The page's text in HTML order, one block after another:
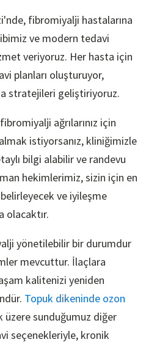
fibromiyalji hastalarına
ve modern tedavi
veriyoruz. Her hasta için
planları oluşturuyor,
stratejileri geliştiriyoruz.
ağrılarınız için
istiyorsanız, kliniğimizle
bilgi alabilir ve randevu
hekimlerimiz, sizin için en
ve iyileşme
olacaktır.
yönetilebilir bir durumdur
mevcuttur. İlaçlara
kalitenizi yeniden
Topuk dikeninde ozon
üzere sunduğumuz diğer
seçenekleriyle, kronik